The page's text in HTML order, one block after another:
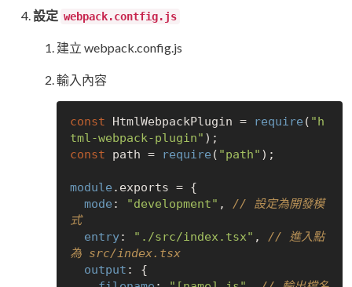
設定 webpack.contfig.js
建立 webpack.config.js
輸入內容
const HtmlWebpackPlugin = require ( "h
tml-webpack-plugin"
const path = require ( "path" );
module .exports = {
mode : "development" , // 設定為開發模
式
entry: "./src/index.tsx" , // 進入點
為 src/index.tsx
output : {